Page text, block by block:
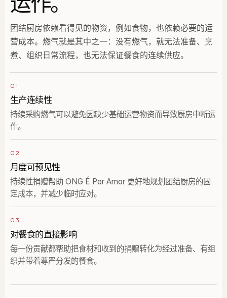
团结厨房依赖看得见的物资，例如食物，也依赖必要的运
营成本。燃气就是其中之一：没有燃气，就无法准备、烹
煮、组织日常流程，也无法保证餐食的连续供应。
01
生产连续性
持续采购燃气可以避免因缺少基础运营物资而导致厨房中断运
作。
02
月度可预见性
持续性捐赠帮助 ONG É Por Amor 更好地规划团结厨房的固
定成本，并减少临时应对。
03
对餐食的直接影响
每一份贡献都帮助把食材和收到的捐赠转化为经过准备、有组
织并带着尊严分发的餐食。